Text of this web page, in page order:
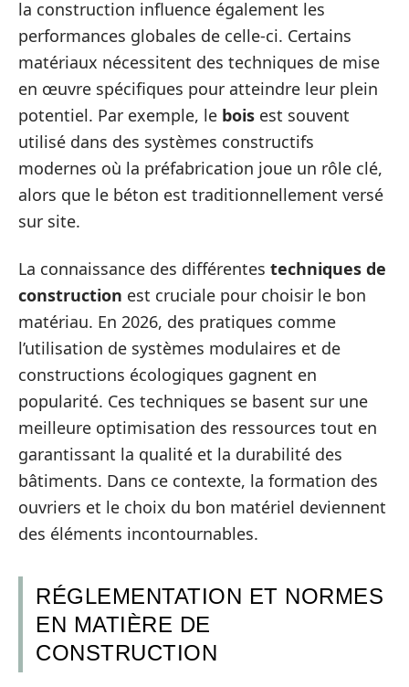
la construction influence également les
performances globales de celle-ci. Certains
matériaux nécessitent des techniques de mise
en œuvre spécifiques pour atteindre leur plein
potentiel. Par exemple, le bois est souvent
utilisé dans des systèmes constructifs
modernes où la préfabrication joue un rôle clé,
alors que le béton est traditionnellement versé
sur site.
La connaissance des différentes techniques de
construction est cruciale pour choisir le bon
matériau. En 2026, des pratiques comme
l’utilisation de systèmes modulaires et de
constructions écologiques gagnent en
popularité. Ces techniques se basent sur une
meilleure optimisation des ressources tout en
garantissant la qualité et la durabilité des
bâtiments. Dans ce contexte, la formation des
ouvriers et le choix du bon matériel deviennent
des éléments incontournables.
RÉGLEMENTATION ET NORMES
EN MATIÈRE DE
CONSTRUCTION